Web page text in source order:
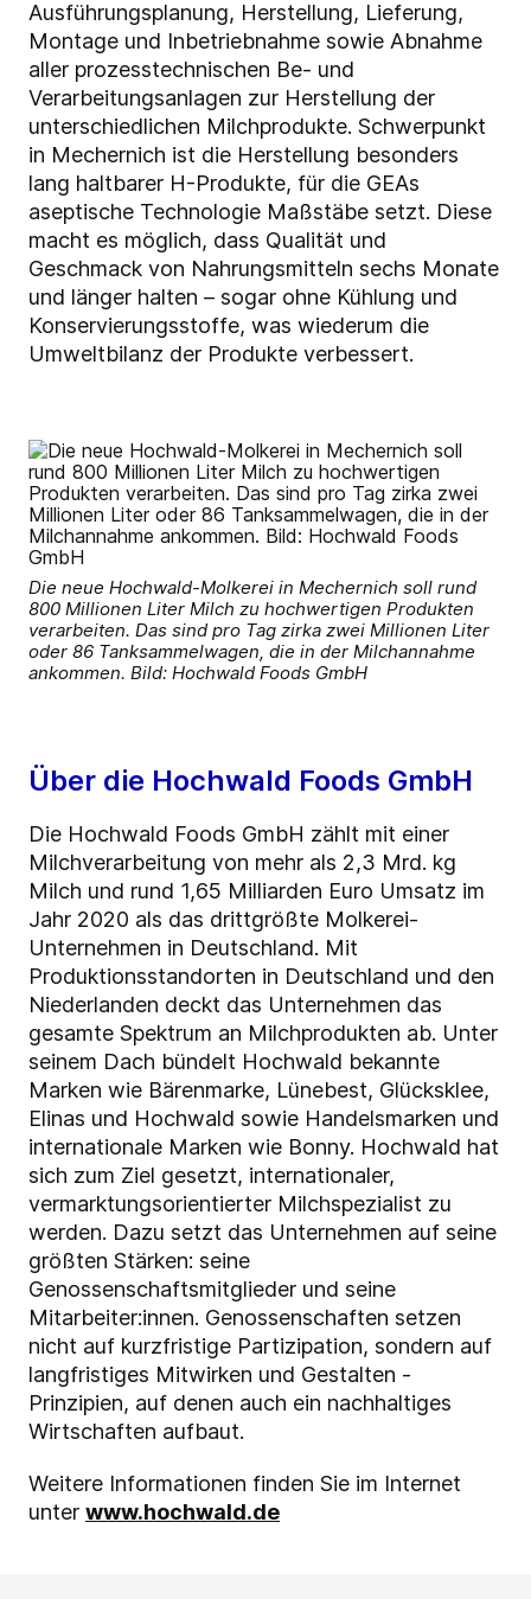
Ausführungsplanung, Herstellung, Lieferung,
Montage und Inbetriebnahme sowie Abnahme
aller prozesstechnischen Be- und
Verarbeitungsanlagen zur Herstellung der
unterschiedlichen Milchprodukte. Schwerpunkt
in Mechernich ist die Herstellung besonders
lang haltbarer H-Produkte, für die GEAs
aseptische Technologie Maßstäbe setzt. Diese
macht es möglich, dass Qualität und
Geschmack von Nahrungsmitteln sechs Monate
und länger halten – sogar ohne Kühlung und
Konservierungsstoffe, was wiederum die
Umweltbilanz der Produkte verbessert.
Die neue Hochwald-Molkerei in Mechernich soll rund
800 Millionen Liter Milch zu hochwertigen Produkten
verarbeiten. Das sind pro Tag zirka zwei Millionen Liter
oder 86 Tanksammelwagen, die in der Milchannahme
ankommen. Bild: Hochwald Foods GmbH
Über die Hochwald Foods GmbH
Die Hochwald Foods GmbH zählt mit einer
Milchverarbeitung von mehr als 2,3 Mrd. kg
Milch und rund 1,65 Milliarden Euro Umsatz im
Jahr 2020 als das drittgrößte Molkerei-
Unternehmen in Deutschland. Mit
Produktionsstandorten in Deutschland und den
Niederlanden deckt das Unternehmen das
gesamte Spektrum an Milchprodukten ab. Unter
seinem Dach bündelt Hochwald bekannte
Marken wie Bärenmarke, Lünebest, Glücksklee,
Elinas und Hochwald sowie Handelsmarken und
internationale Marken wie Bonny. Hochwald hat
sich zum Ziel gesetzt, internationaler,
vermarktungsorientierter Milchspezialist zu
werden. Dazu setzt das Unternehmen auf seine
größten Stärken: seine
Genossenschaftsmitglieder und seine
Mitarbeiter:innen. Genossenschaften setzen
nicht auf kurzfristige Partizipation, sondern auf
langfristiges Mitwirken und Gestalten -
Prinzipien, auf denen auch ein nachhaltiges
Wirtschaften aufbaut.
Weitere Informationen finden Sie im Internet
unter www.hochwald.de